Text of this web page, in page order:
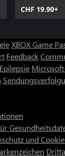
CHF 19.90+
XBOX Game
Feedback
und